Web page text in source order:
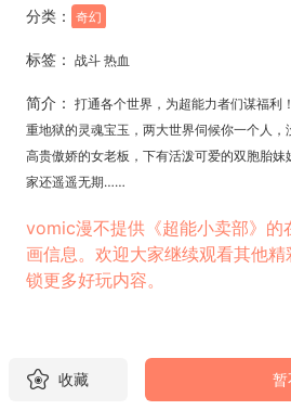
分类： 奇幻
标签： 战斗 热血
简介： 打通各个世界，为超能力者们谋福利
重地狱的灵魂宝玉，两大世界伺候你一个人
高贵傲娇的女老板，下有活泼可爱的双胞胎
家还遥遥无期……
vomic漫不提供《超能小卖部》的
画信息。欢迎大家继续观看其他精
锁更多好玩内容。
收藏 暂